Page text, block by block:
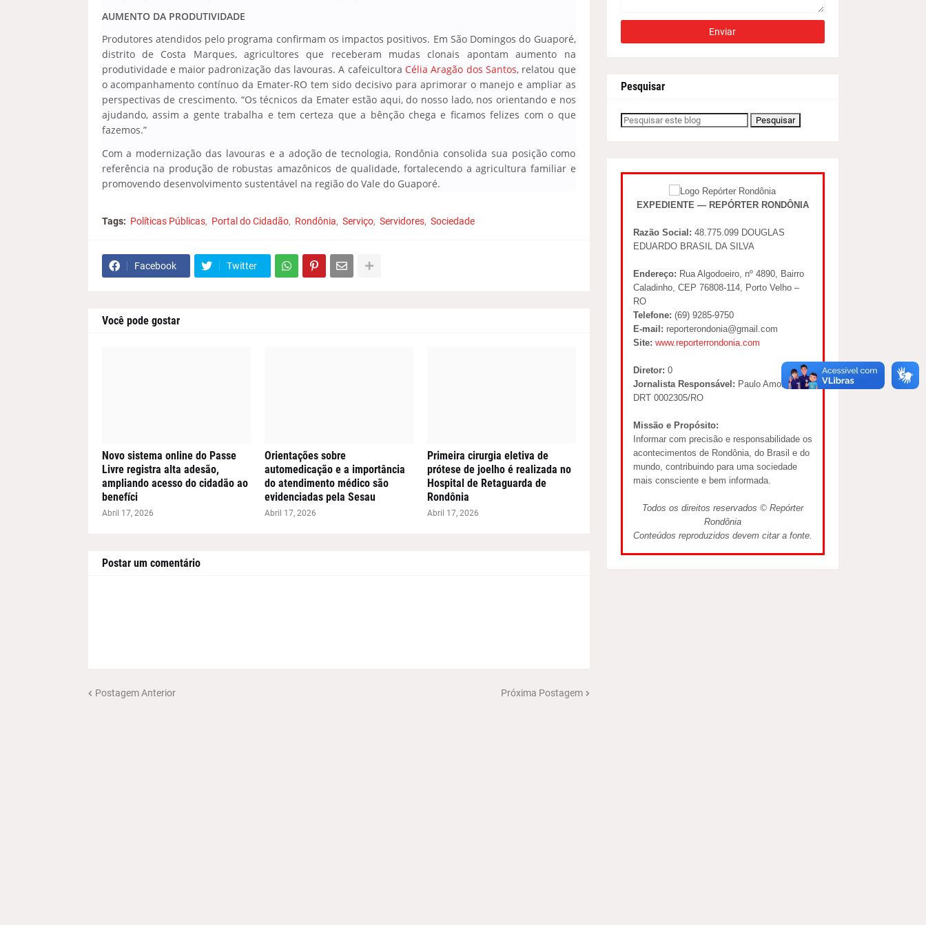
AUMENTO DA PRODUTIVIDADE
Produtores atendidos pelo programa confirmam os impactos positivos. Em São Domingos do Guaporé,
distrito de Costa Marques, agricultores que receberam mudas clonais apontam aumento na
produtividade e maior padronização das lavouras. A cafeicultora Célia Aragão dos Santos, relatou que
o acompanhamento contínuo da Emater-RO tem sido decisivo para aprimorar o manejo e ampliar as
perspectivas de crescimento. “Os técnicos da Emater estão aqui, do nosso lado, nos orientando e nos
ajudando, assim a gente trabalha e tem certeza que a bênção chega e ficamos felizes com o que
fazemos.”
Com a modernização das lavouras e a adoção de tecnologia, Rondônia consolida sua posição como
referência na produção de robustas amazônicos de qualidade, fortalecendo a agricultura familiar e
promovendo desenvolvimento sustentável na região do Vale do Guaporé.
Tags: Políticas Públicas Portal do Cidadão Rondônia Serviço Servidores Sociedade
Facebook Twitter
Você pode gostar
Novo sistema online do Passe
Livre registra alta adesão,
ampliando acesso do cidadão ao
benefíci
Abril 17, 2026
Orientações sobre
automedicação e a importância
do atendimento médico são
evidenciadas pela Sesau
Abril 17, 2026
Primeira cirurgia eletiva de
prótese de joelho é realizada no
Hospital de Retaguarda de
Rondônia
Abril 17, 2026
Postar um comentário
Postagem Anterior Próxima Postagem
Pesquisar
EXPEDIENTE — REPÓRTER RONDÔNIA
Razão Social: 48.775.099 DOUGLAS
EDUARDO BRASIL DA SILVA
Endereço: Rua Algodoeiro, nº 4890, Bairro
Caladinho, CEP 76808-114, Porto Velho –
RO
Telefone: (69) 9285-9750
E-mail: reporterondonia@gmail.com
Site: www.reporterrondonia.com
Diretor: 0
Jornalista Responsável: Paulo Amorim –
DRT 0002305/RO
Missão e Propósito:
Informar com precisão e responsabilidade os
acontecimentos de Rondônia, do Brasil e do
mundo, contribuindo para uma sociedade
mais consciente e bem informada.
Todos os direitos reservados © Repórter
Rondônia
Conteúdos reproduzidos devem citar a fonte.